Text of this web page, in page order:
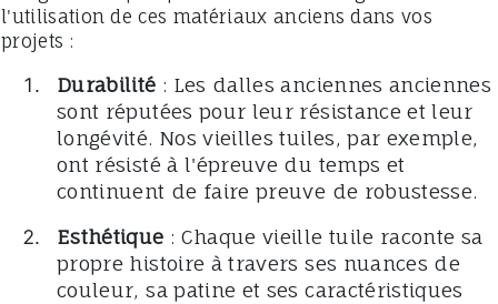
l'utilisation de ces matériaux anciens dans vos
projets :
Durabilité : Les dalles anciennes anciennes
sont réputées pour leur résistance et leur
longévité. Nos vieilles tuiles, par exemple,
ont résisté à l'épreuve du temps et
continuent de faire preuve de robustesse.
Esthétique : Chaque vieille tuile raconte sa
propre histoire à travers ses nuances de
couleur, sa patine et ses caractéristiques